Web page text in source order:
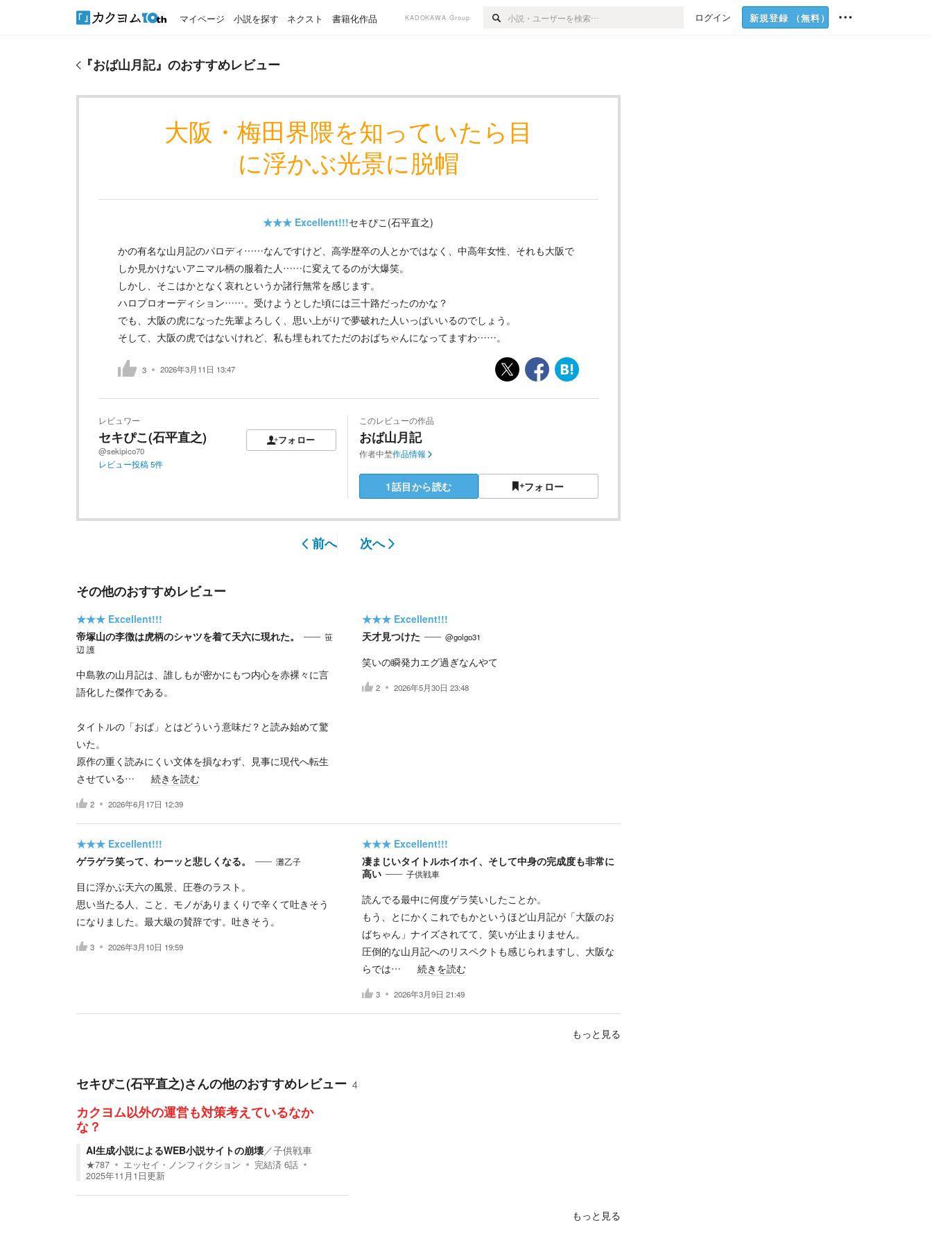
マイページ 小説を探す ネクスト 書籍化作品 KADOKAWA Group ログイン 新規登録 （無料）
『おば山月記』のおすすめレビュー
大阪・梅田界隈を知っていたら目
に浮かぶ光景に脱帽
★★★ Excellent!!!セキぴこ(石平直之)
かの有名な山月記のパロディ……なんですけど、高学歴卒の人とかではなく、中高年女性、それも大阪で
しか見かけないアニマル柄の服着た人……に変えてるのが大爆笑。
しかし、そこはかとなく哀れというか諸行無常を感じます。
ハロプロオーディション……。受けようとした頃には三十路だったのかな？
でも、大阪の虎になった先輩よろしく、思い上がりで夢破れた人いっぱいいるのでしょう。
そして、大阪の虎ではないけれど、私も埋もれてただのおばちゃんになってますわ……。
3 2026年3月11日 13:47
レビュワー
セキぴこ(石平直之)
@sekipico70
フォロー
レビュー投稿5件
このレビューの作品
おば山月記
作者中埜作品情報
1話目から読む フォロー
前へ 次へ
その他のおすすめレビュー
★★★ Excellent!!!
帝塚山の李徴は虎柄のシャツを着て天六に現れた。
笹
辺 護
中島敦の山月記は、誰しもが密かにもつ内心を赤裸々に言
語化した傑作である。
タイトルの「おば」とはどういう意味だ？と読み始めて驚
いた。
原作の重く読みにくい文体を損なわず、見事に現代へ転生
させている…
続きを読む
2 2026年6月17日 12:39
★★★ Excellent!!!
天才見つけた
@golgo31
笑いの瞬発力エグ過ぎなんやて
2 2026年5月30日 23:48
★★★ Excellent!!!
ゲラゲラ笑って、わーッと悲しくなる。
灘乙子
目に浮かぶ天六の風景、圧巻のラスト。
思い当たる人、こと、モノがありまくりで辛くて吐きそう
になりました。最大級の賛辞です。吐きそう。
3 2026年3月10日 19:59
★★★ Excellent!!!
凄まじいタイトルホイホイ、そして中身の完成度も非常に
高い
子供戦車
読んでる最中に何度ゲラ笑いしたことか。
もう、とにかくこれでもかというほど山月記が「大阪のお
ばちゃん」ナイズされてて、笑いが止まりません。
圧倒的な山月記へのリスペクトも感じられますし、大阪な
らでは…
続きを読む
3 2026年3月9日 21:49
もっと見る
セキぴこ(石平直之)さんの他のおすすめレビュー 4
カクヨム以外の運営も対策考えているなか
な？
AI生成小説によるWEB小説サイトの崩壊／子供戦車
★787 エッセイ・ノンフィクション 完結済 6話
2025年11月1日更新
もっと見る